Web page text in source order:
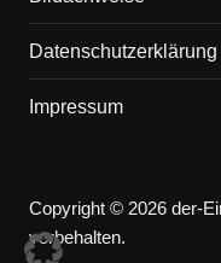
Datenschutzerklärung
Impressum
Copyright © 2026 der-
vorbehalten.